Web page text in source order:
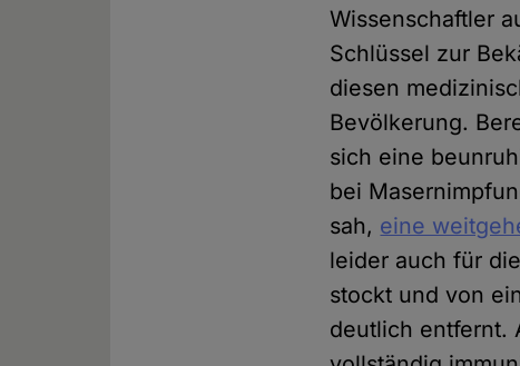
Wissenschaftler
Schlüssel zur
diesen
Bevölkerung.
sich eine
bei
sah, eine
leider auch für
stockt und von
deutlich entfernt.